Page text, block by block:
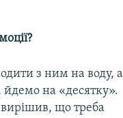
з ним на воду, а
йдемо на «десятку».
вирішив, що треба